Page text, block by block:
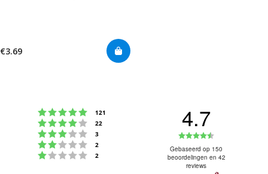
€3.69
Beoordeling: 5 uit 5 sterren
121
Beoordeling: 4 uit 5 sterren
22
Beoordeling: 3 uit 5 sterren
3
Beoordeling: 2 uit 5 sterren
2
Beoordeling: 1 uit 5 sterren
2
4.7
4.7
uit
Gebaseerd op 150
beoordelingen en 42
reviews